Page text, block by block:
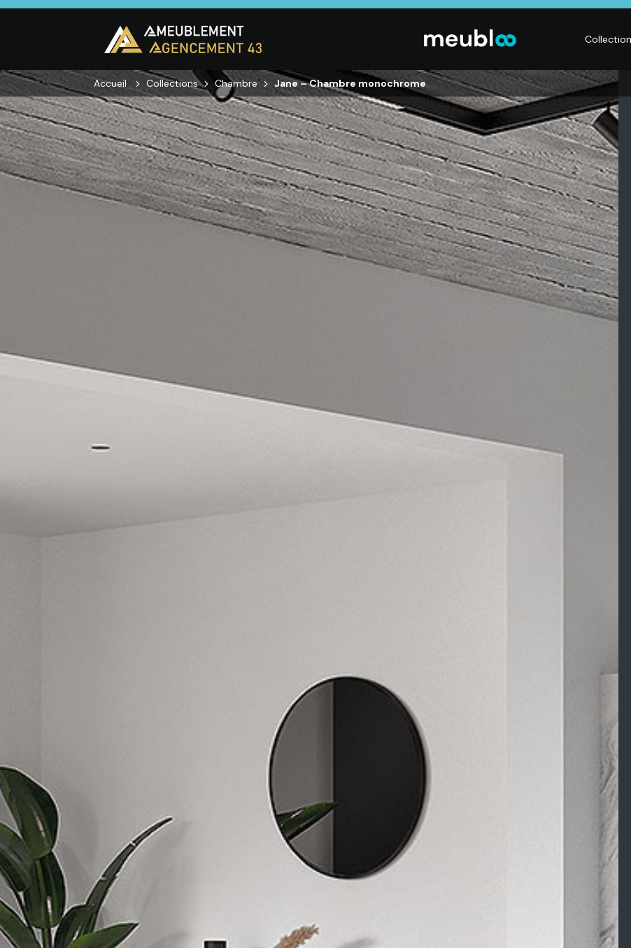
CUISINE
Cuisines
SALON
Canapés droits,
Salons d’angles
& composables,
Fauteuils et
SÉJOUR
Enfilades,
Tables, Chaises,
Meubles TV,
Meubles de
complément
CHAMBRE
Dressings,
Armoires, Lits,
Chevets,
Commodes
LITERIE
Matelas,
Sommiers,
Literies
électriques,
Linge de maison
déco,
Accueil Collections Chambre Jane – Chambre monochrome